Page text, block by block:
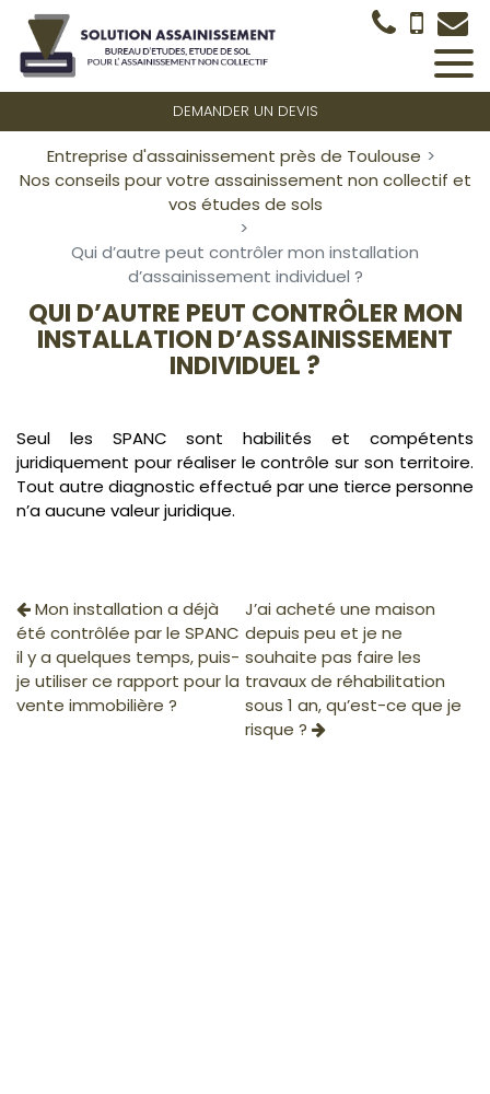
DEMANDER UN DEVIS
Entreprise d'assainissement près de Toulouse
Nos conseils pour votre assainissement non collectif et
vos études de sols
Qui d’autre peut contrôler mon installation
d’assainissement individuel ?
QUI D’AUTRE PEUT CONTRÔLER MON
INSTALLATION D’ASSAINISSEMENT
INDIVIDUEL ?
Seul les SPANC sont habilités et compétents
juridiquement pour réaliser le contrôle sur son territoire.
Tout autre diagnostic effectué par une tierce personne
n’a aucune valeur juridique.
Mon installation a déjà
été contrôlée par le SPANC
il y a quelques temps, puis-
je utiliser ce rapport pour la
vente immobilière ?
J’ai acheté une maison
depuis peu et je ne
souhaite pas faire les
travaux de réhabilitation
sous 1 an, qu’est-ce que je
risque ?
Panneau de gestion des cookies